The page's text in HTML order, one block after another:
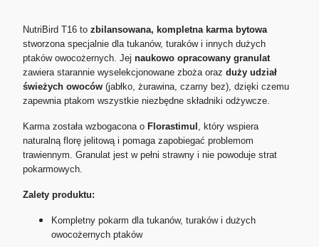
NutriBird T16 to zbilansowana, kompletna karma bytowa
stworzona specjalnie dla tukanów, turaków i innych dużych
ptaków owocożernych. Jej naukowo opracowany granulat
zawiera starannie wyselekcjonowane zboża oraz duży udział
świeżych owoców (jabłko, żurawina, czarny bez), dzięki czemu
zapewnia ptakom wszystkie niezbędne składniki odżywcze.
Karma została wzbogacona o Florastimul , który wspiera
naturalną florę jelitową i pomaga zapobiegać problemom
trawiennym. Granulat jest w pełni strawny i nie powoduje strat
pokarmowych.
Zalety produktu:
Kompletny pokarm dla tukanów, turaków i dużych
owocożernych ptaków